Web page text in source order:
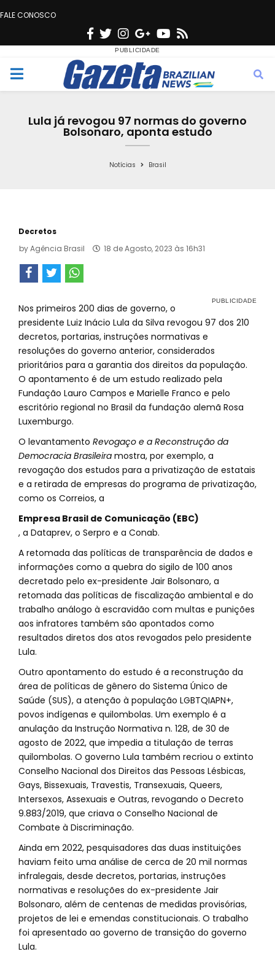
FALE CONOSCO
F
c
e
o
T
w
i
t
e
n
s
t
g
r
a
G
o
o
g
e
Y
u
t
b
s
M
Lula já revogou 97 normas do governo
Bolsonaro, aponta estudo
Notícias Brasil
Decretos
byAgência Brasil 18 de Agosto, 2023 às 16h31
Nos primeiros 200 dias de governo, o
presidente Luiz Inácio Lula da Silva revogou 97 dos 210
decretos, portarias, instruções normativas e
resoluções do governo anterior, considerados
prioritários para a garantia dos direitos da população.
O apontamento é de um estudo realizado pela
Fundação Lauro Campos e Marielle Franco e pelo
escritório regional no Brasil da fundação alemã Rosa
Luxemburgo.
O levantamento Revogaço e a Reconstrução da
Democracia Brasileira mostra, por exemplo, a
revogação dos estudos para a privatização de estatais
e a retirada de empresas do programa de privatização,
como os Correios, a
Empresa Brasil de Comunicação (EBC)
, a Dataprev, o Serpro e a Conab.
A retomada das políticas de transparência de dados e
informações como a quebra do sigilo de 100 anos
decretado pelo ex-presidente Jair Bolsonaro, a
retomada das políticas de fiscalização ambiental e do
trabalho análogo à escravidão com multas e punições
aos infratores também são apontados como
resultados diretos dos atos revogados pelo presidente
Lula.
Outro apontamento do estudo é a reconstrução da
área de políticas de gênero do Sistema Único de
Saúde (SUS), a atenção à população LGBTQIAPN+,
povos indígenas e quilombolas. Um exemplo é a
anulação da Instrução Normativa n. 128, de 30 de
agosto de 2022, que impedia a titulação de terras
quilombolas. O governo Lula também recriou o extinto
Conselho Nacional dos Direitos das Pessoas Lésbicas,
Gays, Bissexuais, Travestis, Transexuais, Queers,
Intersexos, Assexuais e Outras, revogando o Decreto
9.883/2019, que criava o Conselho Nacional de
Combate à Discriminação.
Ainda em 2022, pesquisadores das duas instituições
haviam feito uma análise de cerca de 20 mil normas
infralegais, desde decretos, portarias, instruções
normativas e resoluções do ex-presidente Jair
Bolsonaro, além de centenas de medidas provisórias,
projetos de lei e emendas constitucionais. O trabalho
foi apresentado ao governo de transição do governo
Lula.